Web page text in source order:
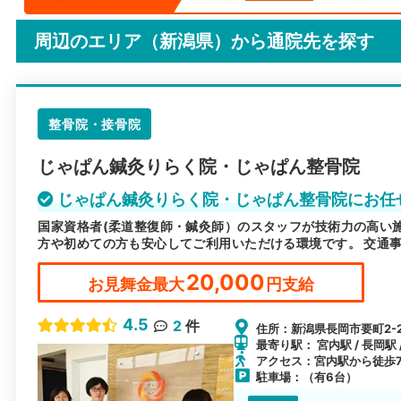
周辺のエリア（新潟県）から通院先を探す
整骨院・接骨院
じゃぱん鍼灸りらく院・じゃぱん整骨院
じゃぱん鍼灸りらく院・じゃぱん整骨院にお任
国家資格者(柔道整復師・鍼灸師）のスタッフが技術力の高
方や初めての方も安心してご利用いただける環境です。 交通
お見舞金最大20,000 円支給
4.5 2 件
住所：新潟県長岡市要町
最寄り駅： 宮内駅 / 長岡駅
アクセス：宮内駅から徒歩
駐車場：（有6台）